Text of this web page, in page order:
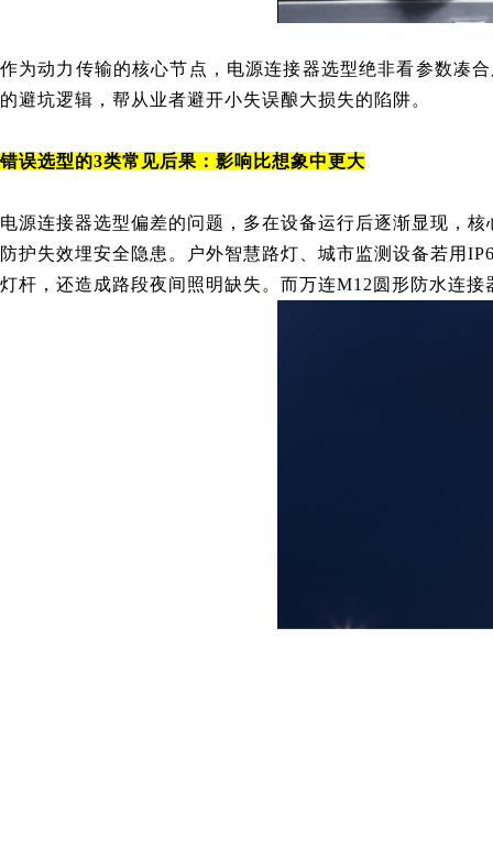
作为动力传输的核心节点，电源连接器选型绝非看参数凑
的避坑逻辑，帮从业者避开小失误酿大损失的陷阱。
错误选型的3类常见后果：影响比想象中更大
电源连接器选型偏差的问题，多在设备运行后逐渐显现，
防护失效埋安全隐患。户外智慧路灯、城市监测设备若用
灯杆，还造成路段夜间照明缺失。而万连M12圆形防水连